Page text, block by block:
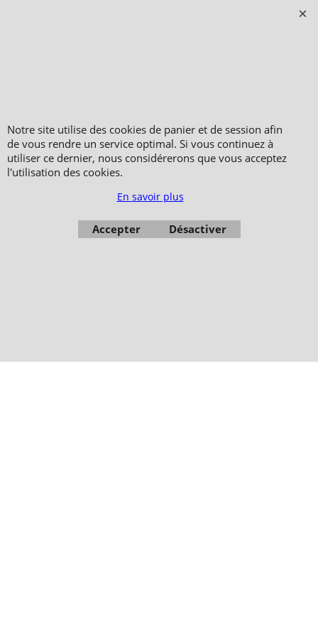
Copyright 2006-2024 © TAO DISTRIBUTION Boutique en équipement et matériel
pour les arts martiaux
FRANCE
Paiement sécurisé via Systempay CAISSE D’ÉPARGNE et PAYPAL
Nos prix sont affichés en HT et en TTC (hors frais de port) dont TVA 5.5 % et 20,0
Notre site utilise des cookies de panier et de session afin
de vous rendre un service optimal. Si vous continuez à
utiliser ce dernier, nous considérerons que vous acceptez
l'utilisation des cookies.
En savoir plus
Accepter Désactiver